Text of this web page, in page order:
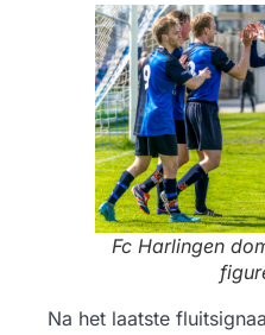
Fc Harlingen
Na het laatste